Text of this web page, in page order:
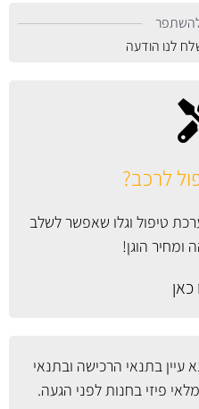
לרכב?
טיפול וגלו שאפשר לשלב
ומחיר הוגן!
עייןבתנאי הרכישה ובתנאי
פיזי בחנות לפני הגעה.
להשתפר
לנו הודעה